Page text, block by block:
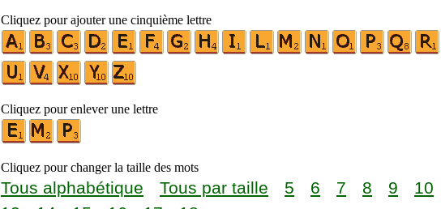
Cliquez pour ajouter une cinquième lettre
Cliquez pour enlever une lettre
Cliquez pour changer la taille des mots
Tous alphabétique Tous par taille 5 6 7 8 9 10